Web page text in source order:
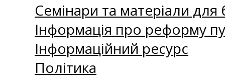
Семінари та матеріали для
Інформація про реформу
Інформаційний ресурс
Політика